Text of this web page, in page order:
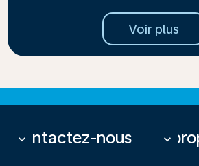
Voir plus
Contactez-nous
keyboard_arrow_down À
keyboard_arrow_down